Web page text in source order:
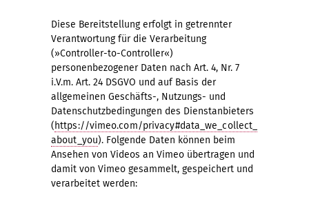
Diese Bereitstellung erfolgt in getrennter
Verantwortung für die Verarbeitung
(»Controller-to-Controller«)
personenbezogener Daten nach Art. 4, Nr. 7
i.V.m. Art. 24 DSGVO und auf Basis der
allgemeinen Geschäfts-, Nutzungs- und
Datenschutzbedingungen des Dienstanbieters
(https://vimeo.com/privacy#data_we_collect_
about_you). Folgende Daten können beim
Ansehen von Videos an Vimeo übertragen und
damit von Vimeo gesammelt, gespeichert und
verarbeitet werden: